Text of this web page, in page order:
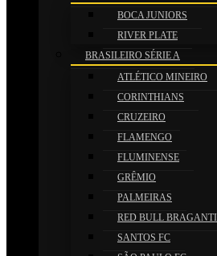
BOCA JUNIORS
RIVER PLATE
BRASILEIRO SÉRIE A
ATLÉTICO MINEIRO
CORINTHIANS
CRUZEIRO
FLAMENGO
FLUMINENSE
GRÊMIO
PALMEIRAS
RED BULL
SANTOS FC